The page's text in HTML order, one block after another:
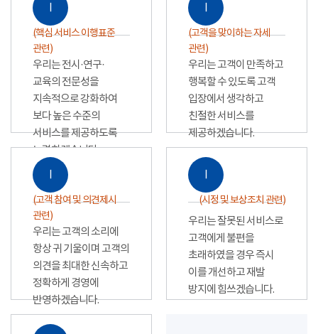
Ⅰ
(핵심 서비스 이행표준
관련)
우리는 전시·연구·
교육의 전문성을
지속적으로 강화하여
보다 높은 수준의
서비스를 제공하도록
노력하겠습니다.
Ⅰ
(고객을 맞이하는 자세
관련)
우리는 고객이 만족하고
행복할 수 있도록 고객
입장에서 생각하고
친절한 서비스를
제공하겠습니다.
Ⅰ
(고객 참여 및 의견제시
관련)
우리는 고객의 소리에
항상 귀 기울이며 고객의
의견을 최대한 신속하고
정확하게 경영에
반영하겠습니다.
Ⅰ
(시정 및 보상조치 관련)
우리는 잘못된 서비스로
고객에게 불편을
초래하였을 경우 즉시
이를 개선하고 재발
방지에 힘쓰겠습니다.